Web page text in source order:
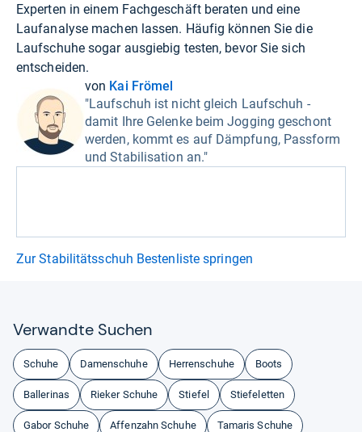
Experten in einem Fachgeschäft beraten und eine
Laufanalyse machen lassen. Häufig können Sie die
Laufschuhe sogar ausgiebig testen, bevor Sie sich
entscheiden.
von Kai Frömel
"Laufschuh ist nicht gleich Laufschuh -
damit Ihre Gelenke beim Jogging geschont
werden, kommt es auf Dämpfung, Passform
und Stabilisation an."
Zur Stabilitätsschuh Bestenliste springen
Ver­wandte Suchen
Schuhe Damenschuhe Herrenschuhe Boots
Ballerinas Rieker Schuhe Stiefel Stiefeletten
Gabor Schuhe Affenzahn Schuhe Tamaris Schuhe